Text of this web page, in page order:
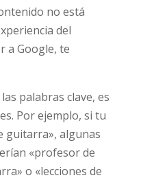
no está
del
a Google, te
palabras clave, es
Por ejemplo, si tu
guitarra», algunas
«profesor de
o «lecciones de